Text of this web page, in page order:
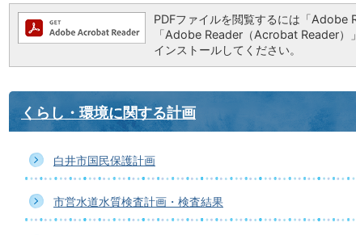
PDFファイルを閲覧するには「Adobe
「Adobe Reader（Acrobat Reader）
インストールしてください。
くらし・環境に関する計画
白井市国民保護計画
市営水道水質検査計画・検査結果